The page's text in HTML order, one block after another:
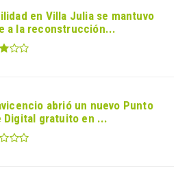
en Villa Julia se mantuvo
a la reconstrucción...
abrió un nuevo Punto
Digital gratuito en ...